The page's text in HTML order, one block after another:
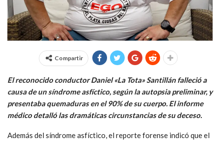
Compartir
El reconocido conductor Daniel «La Tota» Santillán falleció a
causa de un síndrome asfíctico, según la autopsia preliminar, y
presentaba quemaduras en el 90% de su cuerpo. El informe
médico detalló las dramáticas circunstancias de su deceso.
Además del síndrome asfíctico, el reporte forense indicó que el